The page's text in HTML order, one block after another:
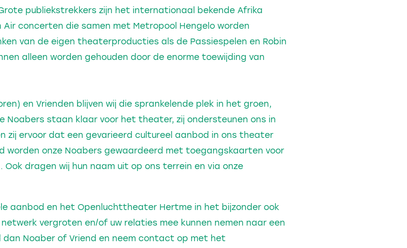
publiekstrekkers zijn het internationaal bekende Afrika
Air concerten die samen met Metropool Hengelo worden
van de eigen theaterproducties als de Passiespelen en Robin
alleen worden gehouden door de enorme toewijding van
en Vrienden blijven wij die sprankelende plek in het groen,
Noabers staan klaar voor het theater, zij ondersteunen ons in
zij ervoor dat een gevarieerd cultureel aanbod in ons theater
worden onze Noabers gewaardeerd met toegangskaarten voor
dragen wij hun naam uit op ons terrein en via onze
aanbod en het Openluchttheater Hertme in het bijzonder ook
vergroten en/of uw relaties mee kunnen nemen naar een
Noaber of Vriend en neem contact op met het